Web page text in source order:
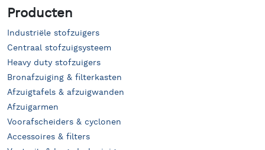
Producten
Industriële stofzuigers
Centraal stofzuigsysteem
Heavy duty stofzuigers
Bronafzuiging & filterkasten
Afzuigtafels & afzuigwanden
Afzuigarmen
Voorafscheiders & cyclonen
Accessoires & filters